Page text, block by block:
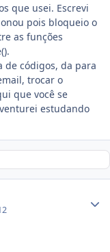
que usei. Escrevi
pois bloqueio o
as funções
de códigos, da para
trocar o
que você se
estudando